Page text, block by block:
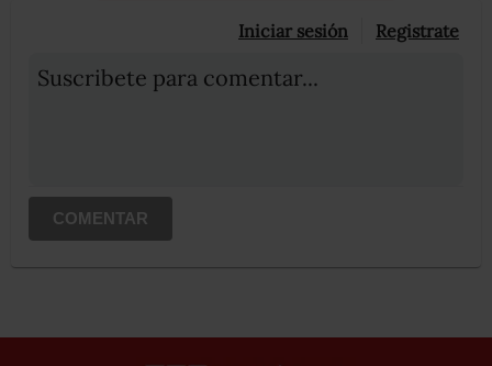
Iniciar sesión Registrate
Suscribete para comentar...
COMENTAR